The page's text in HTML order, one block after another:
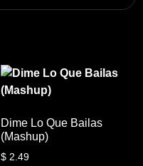
Dime Lo Que Bailas
(Mashup)
$2.49